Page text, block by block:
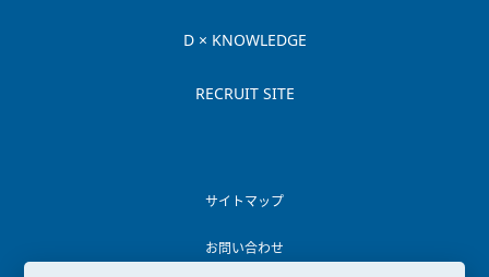
D × KNOWLEDGE
RECRUIT SITE
サイトマップ
お問い合わせ